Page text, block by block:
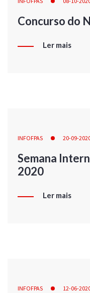
Concurso do
Ler mais
INFOFPAS 20-09-
Semana
2020
Ler mais
INFOFPAS 12-06-